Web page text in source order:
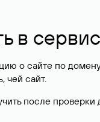
в
о сайте по
чей сайт.
после проверки